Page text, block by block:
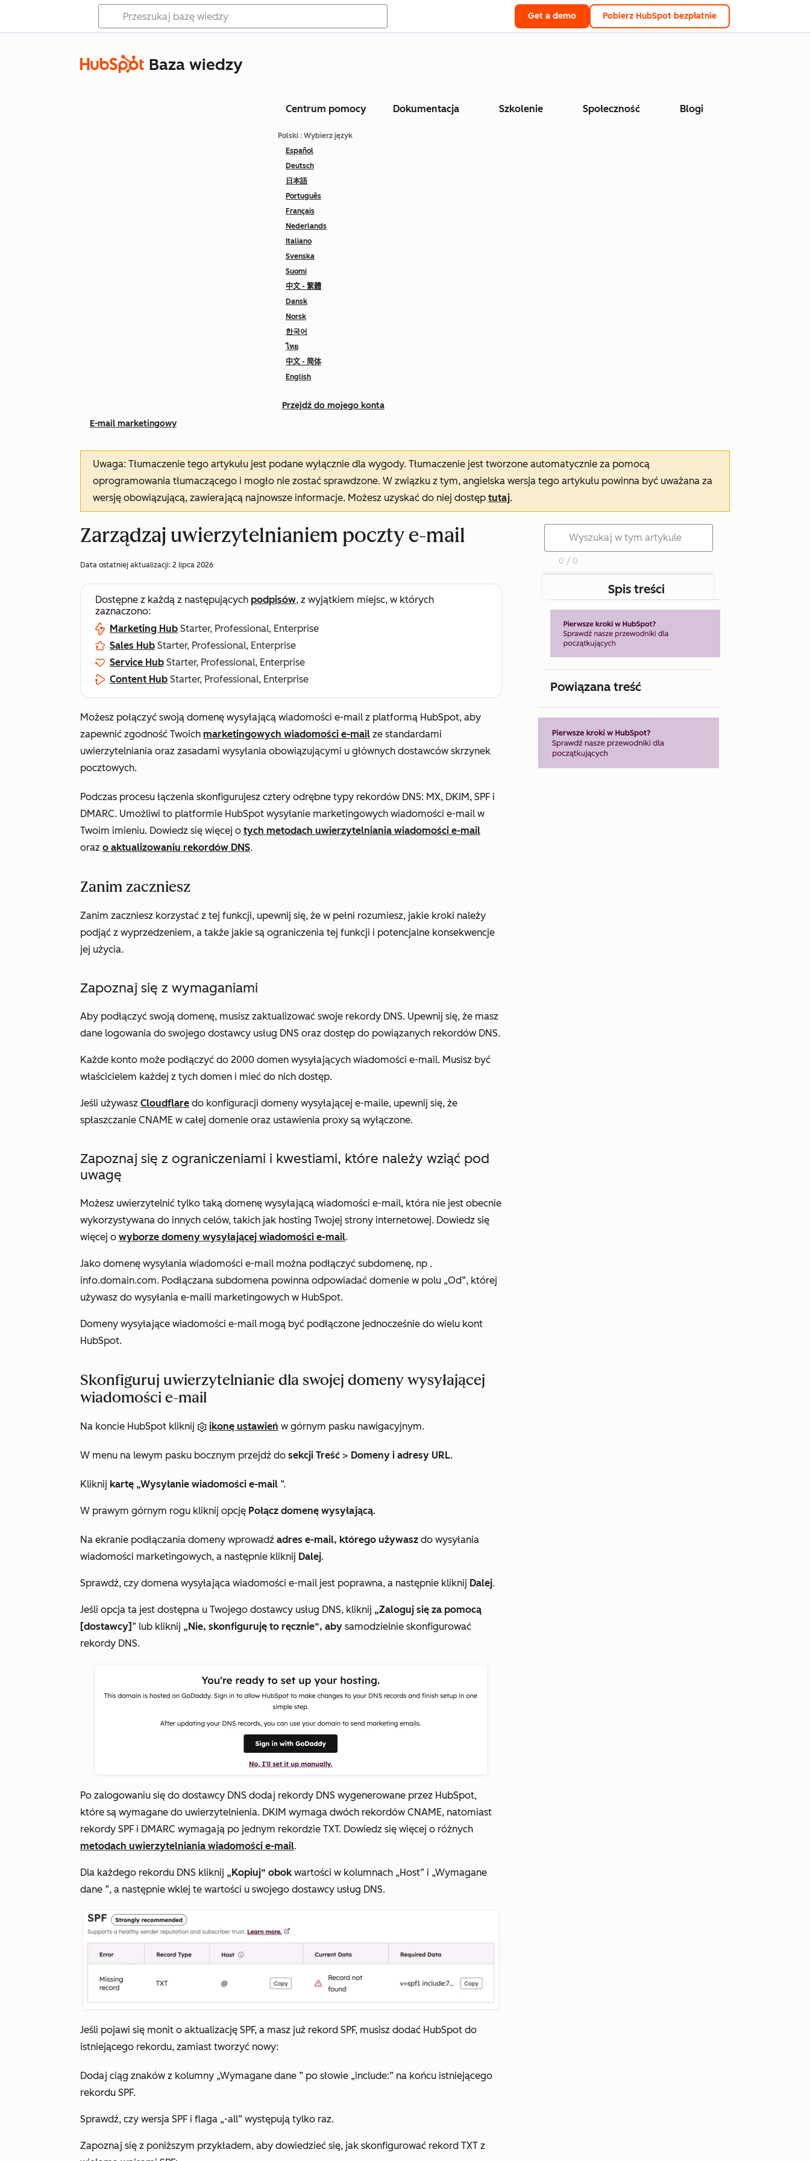
Get a demo Pobierz HubSpot bezpłatnie
Baza wiedzy
Centrum pomocy Dokumentacja Szkolenie Społeczność Blogi
Polski : Wybierz język
Español
Deutsch
日本語
Português
Français
Nederlands
Italiano
Svenska
Suomi
中文 - 繁體
Dansk
Norsk
한국어
ไทย
中文 - 简体
English
Przejdź do mojego konta
E-mail marketingowy
Uwaga: Tłumaczenie tego artykułu jest podane wyłącznie dla wygody. Tłumaczenie jest tworzone automatycznie za pomocą
oprogramowania tłumaczącego i mogło nie zostać sprawdzone. W związku z tym, angielska wersja tego artykułu powinna być uważana za
wersję obowiązującą, zawierającą najnowsze informacje. Możesz uzyskać do niej dostęp tutaj.
Zarządzaj uwierzytelnianiem poczty e-mail
Data ostatniej aktualizacji: 2 lipca 2026
Dostępne z każdą z następujących podpisów, z wyjątkiem miejsc, w których
zaznaczono:
Marketing Hub Starter, Professional, Enterprise
Sales Hub Starter, Professional, Enterprise
Service Hub Starter, Professional, Enterprise
Content Hub Starter, Professional, Enterprise
Możesz połączyć swoją domenę wysyłającą wiadomości e-mail z platformą HubSpot, aby
zapewnić zgodność Twoich marketingowych wiadomości e-mail ze standardami
uwierzytelniania oraz zasadami wysyłania obowiązującymi u głównych dostawców skrzynek
pocztowych.
Podczas procesu łączenia skonfigurujesz cztery odrębne typy rekordów DNS: MX, DKIM, SPF i
DMARC. Umożliwi to platformie HubSpot wysyłanie marketingowych wiadomości e-mail w
Twoim imieniu. Dowiedz się więcej o tych metodach uwierzytelniania wiadomości e-mail
oraz o aktualizowaniu rekordów DNS.
Zanim zaczniesz
Zanim zaczniesz korzystać z tej funkcji, upewnij się, że w pełni rozumiesz, jakie kroki należy
podjąć z wyprzedzeniem, a także jakie są ograniczenia tej funkcji i potencjalne konsekwencje
jej użycia.
Zapoznaj się z wymaganiami
Aby podłączyć swoją domenę, musisz zaktualizować swoje rekordy DNS. Upewnij się, że masz
dane logowania do swojego dostawcy usług DNS oraz dostęp do powiązanych rekordów DNS.
Każde konto może podłączyć do 2000 domen wysyłających wiadomości e-mail. Musisz być
właścicielem każdej z tych domen i mieć do nich dostęp.
Jeśli używasz Cloudflare do konfiguracji domeny wysyłającej e-maile, upewnij się, że
spłaszczanie CNAME w całej domenie oraz ustawienia proxy są wyłączone.
Zapoznaj się z ograniczeniami i kwestiami, które należy wziąć pod
uwagę
Możesz uwierzytelnić tylko taką domenę wysyłającą wiadomości e-mail, która nie jest obecnie
wykorzystywana do innych celów, takich jak hosting Twojej strony internetowej. Dowiedz się
więcej o wyborze domeny wysyłającej wiadomości e-mail.
Jako domenę wysyłania wiadomości e-mail można podłączyć subdomenę, np .
info.domain.com. Podłączana subdomena powinna odpowiadać domenie w polu „Od”, której
używasz do wysyłania e-maili marketingowych w HubSpot.
Domeny wysyłające wiadomości e-mail mogą być podłączone jednocześnie do wielu kont
HubSpot.
Skonfiguruj uwierzytelnianie dla swojej domeny wysyłającej
wiadomości e-mail
Na koncie HubSpot kliknij ikonę ustawień w górnym pasku nawigacyjnym.
W menu na lewym pasku bocznym przejdź do sekcji Treść > Domeny i adresy URL.
Kliknij kartę „Wysyłanie wiadomości e-mail ”.
W prawym górnym rogu kliknij opcję Połącz domenę wysyłającą.
Na ekranie podłączania domeny wprowadź adres e-mail, którego używasz do wysyłania
wiadomości marketingowych, a następnie kliknij Dalej.
Sprawdź, czy domena wysyłająca wiadomości e-mail jest poprawna, a następnie kliknij Dalej.
Jeśli opcja ta jest dostępna u Twojego dostawcy usług DNS, kliknij „Zaloguj się za pomocą
[dostawcy] ” lub kliknij „Nie, skonfiguruję to ręcznie”, aby samodzielnie skonfigurować
rekordy DNS.
Po zalogowaniu się do dostawcy DNS dodaj rekordy DNS wygenerowane przez HubSpot,
które są wymagane do uwierzytelnienia. DKIM wymaga dwóch rekordów CNAME, natomiast
rekordy SPF i DMARC wymagają po jednym rekordzie TXT. Dowiedz się więcej o różnych
metodach uwierzytelniania wiadomości e-mail.
Dla każdego rekordu DNS kliknij „Kopiuj” obokwartości w kolumnach „Host” i „Wymagane
dane ”, a następnie wklej te wartości u swojego dostawcy usług DNS.
Jeśli pojawi się monit o aktualizację SPF, a masz już rekord SPF, musisz dodać HubSpot do
istniejącego rekordu, zamiast tworzyć nowy:
Dodaj ciąg znaków z kolumny „Wymagane dane ” po słowie „include:” na końcu istniejącego
rekordu SPF.
Sprawdź, czy wersja SPF i flaga „-all” występują tylko raz.
Zapoznaj się z poniższym przykładem, aby dowiedzieć się, jak skonfigurować rekord TXT z
0 / 0
Spis treści
Powiązana treść